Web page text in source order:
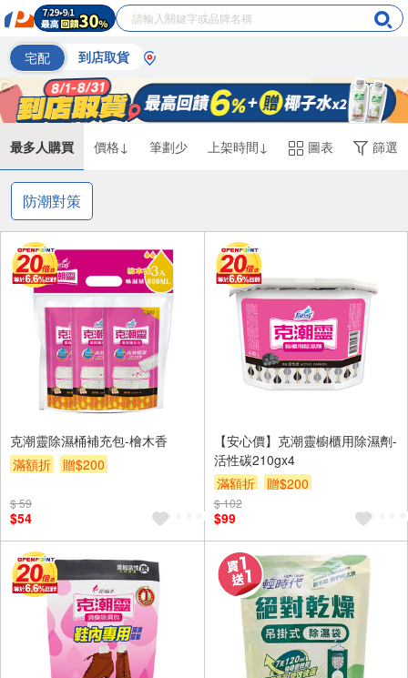
宅配 到店取貨
最多人購買 價格↓ 筆劃少 上架時間↓ 圖表 篩選
防潮對策
克潮靈除濕桶補充包-檜木香
滿額折
贈$200
$ 59
$54
【安心價】克潮靈櫥櫃用除濕劑-
活性碳210gx4
滿額折
贈$200
$ 102
$99